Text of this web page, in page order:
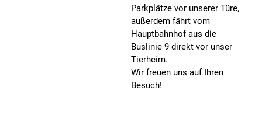
Parkplätze vor unserer Türe,
außerdem fährt vom
Hauptbahnhof aus die
Buslinie 9 direkt vor unser
Tierheim.
Wir freuen uns auf Ihren
Besuch!